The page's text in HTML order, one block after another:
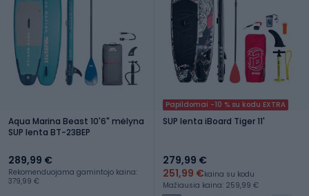
Aqua Marina Beast 10'6" mėlyna
SUP lenta BT-23BEP
289,99 €
Rekomenduojama gamintojo kaina:
379,99 €
Papildomai -10 % su kodu EXTRA
SUP lenta iBoard Tiger 11'
279,99 €
251,99 €kaina su kodu
Mažiausia kaina: 259,99 €